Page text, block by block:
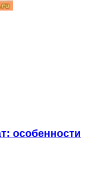
особенности